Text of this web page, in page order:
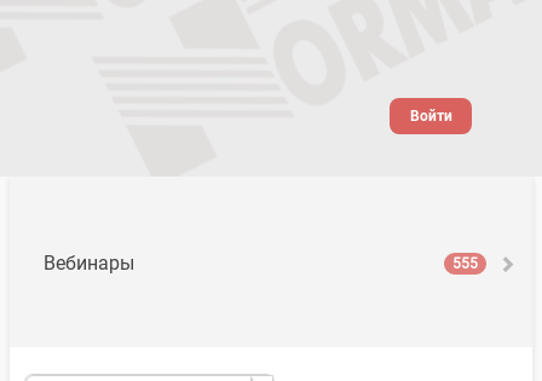
Войти
Вебинары 555